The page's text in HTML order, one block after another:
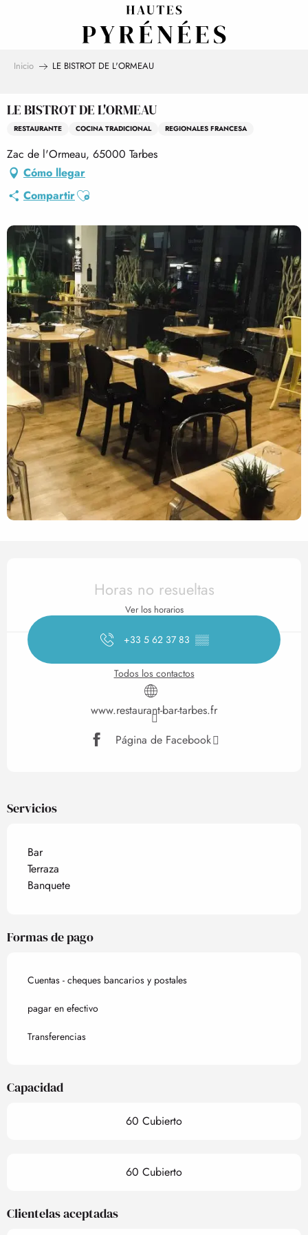
Inicio LE BISTROT DE L'ORMEAU
LE BISTROT DE L'ORMEAU
RESTAURANTE COCINA TRADICIONAL REGIONALES FRANCESA
Zac de l'Ormeau, 65000 Tarbes
Cómo llegar
CompartirAjouter aux favoris
Horarios y datos de
Horas no resueltas
Ver los horarios
+33 5 62 37 83 ▒▒
Todos los contactos
www.restaurant-bar-tarbes.fr
Página de Facebook
Servicios
Bar
Terraza
Banquete
Formas de pago
Cuentas - cheques bancarios y postales
pagar en efectivo
Transferencias
Capacidad
60 Cubierto
60 Cubierto
Clientelas aceptadas